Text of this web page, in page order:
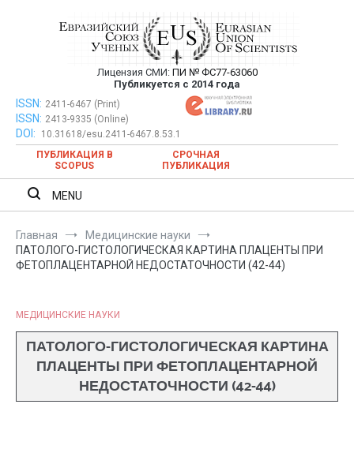
Евразийский Союз Ученых —
публикация научных статей в
ежемесячном научном журнале
Лицензия СМИ: ПИ № ФС77-63060
Публикуется с 2014 года
Евразийский Союз Ученых — публикация научных статей в
ежемесячном научном журнале
ISSN: 2411-6467 (Print)
ISSN: 2413-9335 (Online)
DOI:
10.31618/esu.2411-6467.8.53.1
ПУБЛИКАЦИЯ В
SCOPUS
СРОЧНАЯ
ПУБЛИКАЦИЯ
MENU
Главная
Медицинские науки
ПАТОЛОГО-ГИСТОЛОГИЧЕСКАЯ КАРТИНА ПЛАЦЕНТЫ ПРИ
ФЕТОПЛАЦЕНТАРНОЙ НЕДОСТАТОЧНОСТИ (42-44)
МЕДИЦИНСКИЕ НАУКИ
ПАТОЛОГО-ГИСТОЛОГИЧЕСКАЯ КАРТИНА
ПЛАЦЕНТЫ ПРИ ФЕТОПЛАЦЕНТАРНОЙ
НЕДОСТАТОЧНОСТИ (42-44)